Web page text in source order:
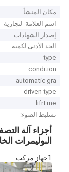
مكان المنشأ
اسم العلامة التجارية
إصدار الشهادات
الحد الأدنى لكمية
type
condition
automatic gra
driven type
lifrtime
تسليط الضوء:
أجزاء آلة
البوليمرات
1جهاز مركب